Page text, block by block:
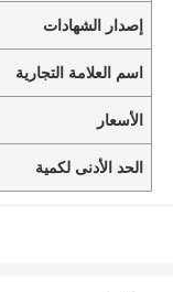
إصدار الشهادات
اسم العلامة التجارية
الأسعار
الحد الأدنى لكمية